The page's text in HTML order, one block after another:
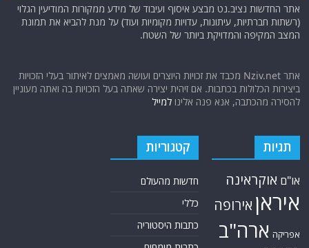
אתר החדשות נציב.נט מבצע איסוף ועיבוד של מידע ממקורות המודיעין הגלוי
(רשתות חברתיות, עיתונות, עדויות מקומיות ועוד) על מנת להביא את תמונת
המצב המקיפה והמדויקת ביותר של השטח.
אתר Nziv.net מכבד את זכויות היוצרים ועושה מאמצים לאיתור בעלי הזכויות
ביצירות הכלולות בכתבות. אם זיהית יצירה שאתה בעל הזכויות בה ואתה מעוניין
להסירה מהכתבה, אנא פנה אלינולמייל
תגיות
או"ם אוקראינה
איראן אירופה
אפריקה ארה"ב
קטגוריות
חדשות מהעולם
כללי
כתבות היסטוריה